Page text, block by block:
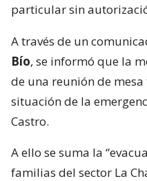
particular sin
A través de un
Bío, se informó que la
de una reunión de
situación de la
Castro.
A ello se suma la
familias del sector La